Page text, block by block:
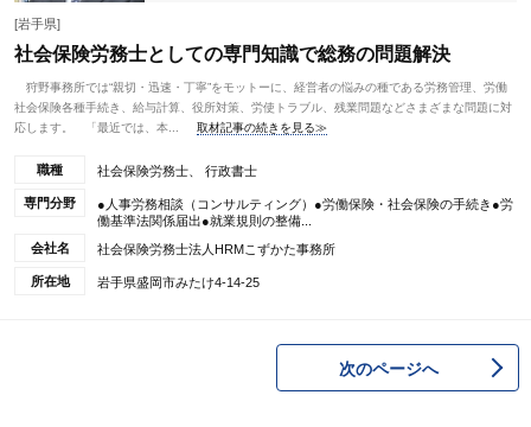
[岩手県]
社会保険労務士としての専門知識で総務の問題解決
狩野事務所では“親切・迅速・丁寧”をモットーに、経営者の悩みの種である労務管理、労働
社会保険各種手続き、給与計算、役所対策、労使トラブル、残業問題などさまざまな問題に対
応します。 「最近では、本...
取材記事の続きを見る≫
職種 社会保険労務士、 行政書士
専門分野
●人事労務相談（コンサルティング）●労働保険・社会保険の手続き●労
働基準法関係届出●就業規則の整備...
会社名
社会保険労務士法人HRMこずかた事務所
所在地 岩手県盛岡市みたけ4-14-25
次のページへ